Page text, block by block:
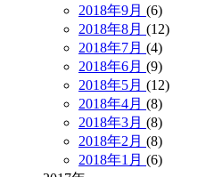
2018年9月 (6)
2018年8月 (12)
2018年7月 (4)
2018年6月 (9)
2018年5月 (12)
2018年4月 (8)
2018年3月 (8)
2018年2月 (8)
2018年1月 (6)